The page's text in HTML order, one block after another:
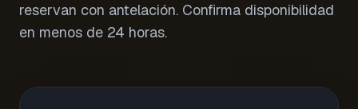
reservan con antelación. Confirma disponibilidad
en menos de 24 horas.